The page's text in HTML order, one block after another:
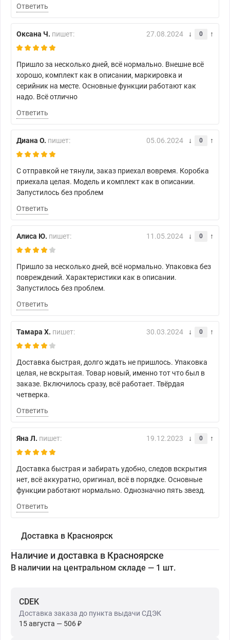
Ответить
Оксана Ч. пишет: 27.08.2024 0
Пришло за несколько дней, всё нормально. Внешне всё
хорошо, комплект как в описании, маркировка и
серийник на месте. Основные функции работают как
надо. Всё отлично
Ответить
Диана О. пишет: 05.06.2024 0
С отправкой не тянули, заказ приехал вовремя. Коробка
приехала целая. Модель и комплект как в описании.
Запустилось без проблем
Ответить
Алиса Ю. пишет: 11.05.2024 0
Пришло за несколько дней, всё нормально. Упаковка без
повреждений. Характеристики как в описании.
Запустилось без проблем.
Ответить
Тамара Х. пишет: 30.03.2024 0
Доставка быстрая, долго ждать не пришлось. Упаковка
целая, не вскрытая. Товар новый, именно тот что был в
заказе. Включилось сразу, всё работает. Твёрдая
четверка.
Ответить
Яна Л. пишет: 19.12.2023 0
Доставка быстрая и забирать удобно, следов вскрытия
нет, всё аккуратно, оригинал, всё в порядке. Основные
функции работают нормально. Однозначно пять звезд.
Ответить
Доставка в Красноярск
Наличие и доставка в Красноярске
В наличии на центральном складе — 1 шт.
CDEK
Доставка заказа до пункта выдачи СДЭК
15 августа — 506 ₽